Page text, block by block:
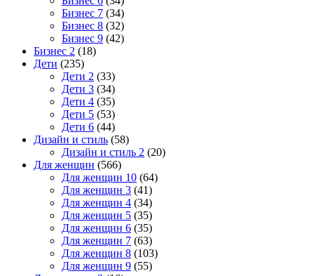
Бизнес 7 (34)
Бизнес 8 (32)
Бизнес 9 (42)
Бизнес 2 (18)
Дети (235)
Дети 2 (33)
Дети 3 (34)
Дети 4 (35)
Дети 5 (53)
Дети 6 (44)
Дизайн и стиль (58)
Дизайн и стиль 2 (20)
Для женщин (566)
Для женщин 10 (64)
Для женщин 3 (41)
Для женщин 4 (34)
Для женщин 5 (35)
Для женщин 6 (35)
Для женщин 7 (63)
Для женщин 8 (103)
Для женщин 9 (55)